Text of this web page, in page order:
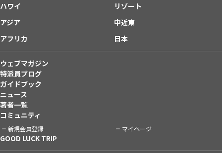
ハワイ
リゾート
アジア
中近東
アフリカ
日本
ウェブマガジン
特派員ブログ
ガイドブック
ニュース
著者一覧
コミュニティ
新規会員登録 マイページ
GOOD LUCK TRIP